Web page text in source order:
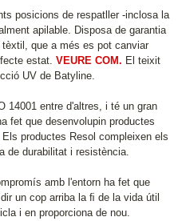
posicions de respatller -inclosa la
apilable. Disposa de garantia
que a més es pot canviar
estat. VEURE COM. El teixit
UV de Batyline.
14001 entre d'altres, i té un gran
fet que desenvolupin productes
productes Resol compleixen els
de durabilitat i resistència.
amb l'entorn ha fet que
un cop arriba la ﬁ de la vida útil
i en proporciona de nou.